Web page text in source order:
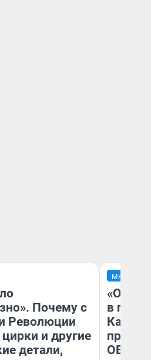
Почему с
Революции
и другие
детали,
МНЕНИЕ
в
Как в
ОВЗ